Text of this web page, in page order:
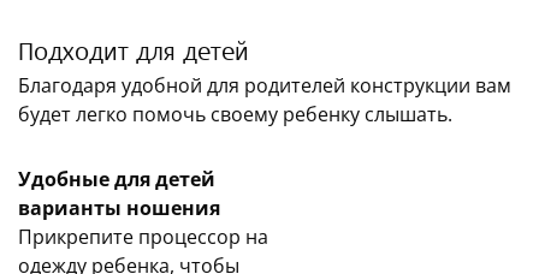
Подходит для детей
Благодаря удобной для родителей конструкции вам
будет легко помочь своему ребенку слышать.
Удобные для детей
варианты ношения
Прикрепите процессор на
одежду ребенка, чтобы